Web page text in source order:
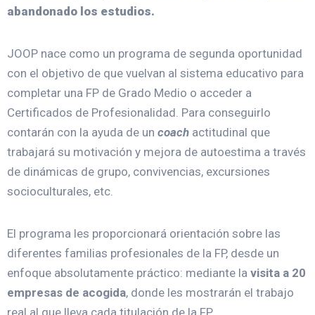
abandonado los estudios.
JOOP nace como un programa de segunda oportunidad
con el objetivo de que vuelvan al sistema educativo para
completar una FP de Grado Medio o acceder a
Certificados de Profesionalidad. Para conseguirlo
contarán con la ayuda de un coach actitudinal que
trabajará su motivación y mejora de autoestima a través
de dinámicas de grupo, convivencias, excursiones
socioculturales, etc.
El programa les proporcionará orientación sobre las
diferentes familias profesionales de la FP, desde un
enfoque absolutamente práctico: mediante la visita a 20
empresas de acogida, donde les mostrarán el trabajo